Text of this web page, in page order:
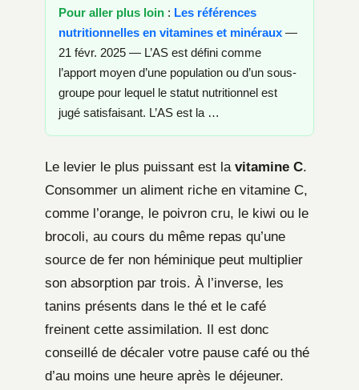
Pour aller plus loin : Les références
nutritionnelles en vitamines et minéraux —
21 févr. 2025 — L’AS est défini comme
l’apport moyen d’une population ou d’un sous-
groupe pour lequel le statut nutritionnel est
jugé satisfaisant. L’AS est la …
Le levier le plus puissant est la vitamine C.
Consommer un aliment riche en vitamine C,
comme l’orange, le poivron cru, le kiwi ou le
brocoli, au cours du même repas qu’une
source de fer non héminique peut multiplier
son absorption par trois. À l’inverse, les
tanins présents dans le thé et le café
freinent cette assimilation. Il est donc
conseillé de décaler votre pause café ou thé
d’au moins une heure après le déjeuner.